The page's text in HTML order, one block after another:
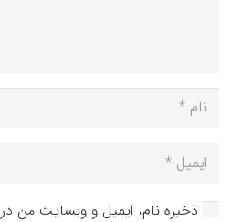
ذخیره نام، ایمیل و وبسایت من در